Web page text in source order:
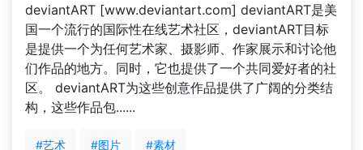
deviantART [www.deviantart.com] deviantART是美
国一个流行的国际性在线艺术社区，deviantART目标
是提供一个为任何艺术家、摄影师、作家展示和讨论他
们作品的地方。同时，它也提供了一个共同爱好者的社
区。 deviantART为这些创意作品提供了广阔的分类结
构，这些作品包......
#艺术 #图片 #素材